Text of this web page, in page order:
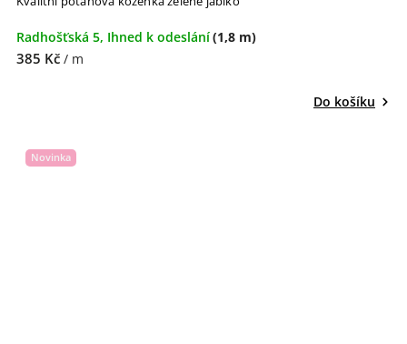
Radhošťská 5, Ihned k odeslání(1,8 m)
385 Kč / m
Do košíku
Novinka